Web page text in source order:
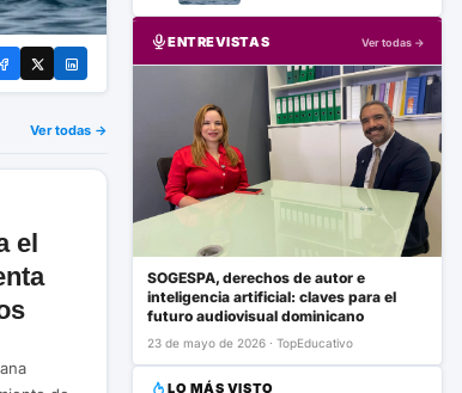
Ver todas →
el
ENTREVISTAS
Ver todas →
SOGESPA, derechos de autor e
inteligencia artificial: claves para el
futuro audiovisual dominicano
23 de mayo de 2026 · TopEducativo
LO MÁS VISTO